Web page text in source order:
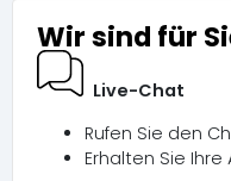
Wir sind für
Live-Chat
Rufen Sie den
Erhalten Sie